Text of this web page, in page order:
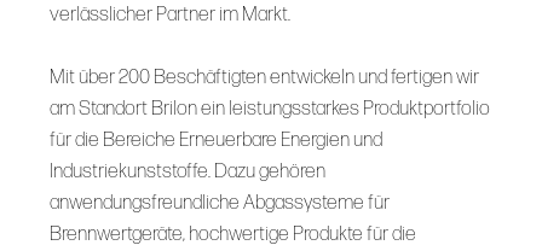
verlässlicher Partner im Markt.
Mit über 200 Beschäftigten entwickeln und fertigen wir
am Standort Brilon ein leistungsstarkes Produktportfolio
für die Bereiche Erneuerbare Energien und
Industriekunststoffe. Dazu gehören
anwendungsfreundliche Abgassysteme für
Brennwertgeräte, hochwertige Produkte für die